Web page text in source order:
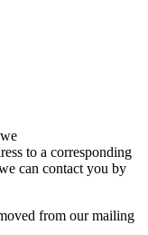
to a corresponding
can contact you by
from our mailing